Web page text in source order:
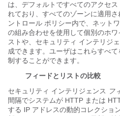
は、デフォルトですべてのアクセ
れており、すべてのゾーンに適用
ントロール ポリシー内で、ネット
の組み合わせを使用して個別のホ
ストや、セキュリティ インテリジ
成できます。ユーザはこれらすべ
制することができます。
フィードとリストの比較
セキュリティ インテリジェンス フ
間隔でシステムが HTTP または
する IP アドレスの動的コレクショ